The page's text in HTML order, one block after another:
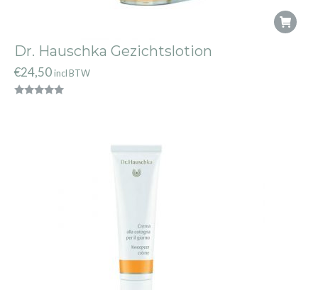
Dr. Hauschka Gezichtslotion
€24,50 incl BTW